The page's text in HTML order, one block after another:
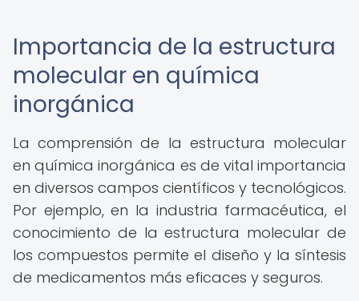
Importancia de la estructura
molecular en química
inorgánica
La comprensión de la estructura molecular
en química inorgánica es de vital importancia
en diversos campos científicos y tecnológicos.
Por ejemplo, en la industria farmacéutica, el
conocimiento de la estructura molecular de
los compuestos permite el diseño y la síntesis
de medicamentos más eficaces y seguros.